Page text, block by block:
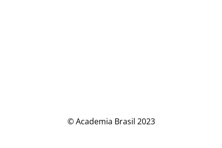
© Academia Brasil 2023